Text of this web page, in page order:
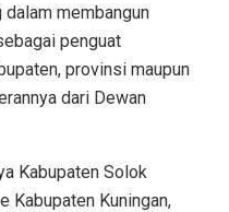
dalam membangun
penguat
provinsi maupun
dari Dewan
Kabupaten Solok
Kabupaten Kuningan,